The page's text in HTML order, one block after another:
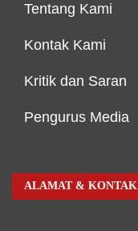
Tentang Kami
Kontak Kami
Kritik dan Saran
Pengurus Media
ALAMAT & KONTAK